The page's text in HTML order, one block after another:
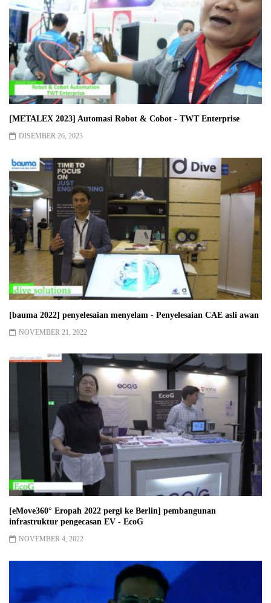
[METALEX 2023] Automasi Robot & Cobot - TWT Enterprise
DISEMBER 26, 2023
[bauma 2022] penyelesaian menyelam - Penyelesaian CAE asli awan
NOVEMBER 21, 2022
[eMove360° Eropah 2022 pergi ke Berlin] pembangunan
infrastruktur pengecasan EV - EcoG
NOVEMBER 4, 2022